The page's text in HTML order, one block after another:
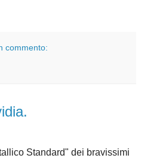
commento:
Standard" dei bravissimi